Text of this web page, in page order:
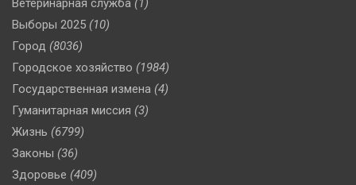
Выборы 2025 (10)
Город (8036)
Городское хозяйство (1984)
Государственная измена (4)
Гуманитарная миссия (3)
Жизнь (6799)
Законы (36)
Здоровье (409)